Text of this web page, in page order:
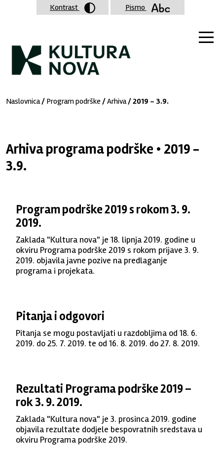
Naslovnica/ Program podrške /Arhiva/ 2019 - 3.9.
Arhiva programa podrške • 2019 -
3.9.
Program podrške 2019 s rokom 3. 9.
2019.
Zaklada "Kultura nova" je 18. lipnja 2019. godine u
okviru Programa podrške 2019 s rokom prijave 3. 9.
2019. objavila javne pozive na predlaganje
programa i projekata.
Pitanja i odgovori
Pitanja se mogu postavljati u razdobljima od 18. 6.
2019. do 25. 7. 2019. te od 16. 8. 2019. do 27. 8. 2019.
Rezultati Programa podrške 2019 –
rok 3. 9. 2019.
Zaklada "Kultura nova" je 3. prosinca 2019. godine
objavila rezultate dodjele bespovratnih sredstava u
okviru Programa podrške 2019.
Kontrast Pismo